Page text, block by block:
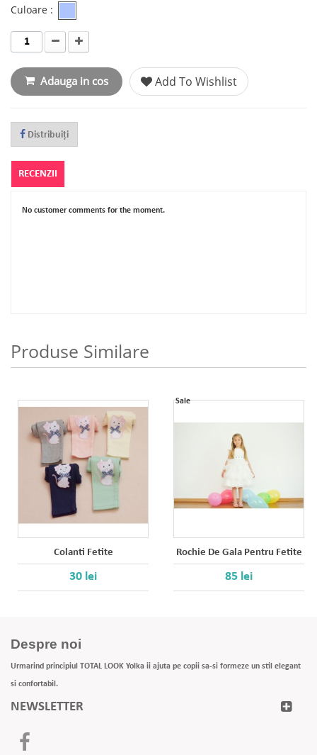
Culoare :
Adauga in cos Add To Wishlist
Distribuiţi
RECENZII
No customer comments for the moment.
Produse Similare
Colanti Fetite
30 lei
Rochie De Gala Pentru Fetite
85 lei
Sale
Despre noi
Urmarind principiul TOTAL LOOK Yolka ii ajuta pe copii sa-si formeze un stil elegant
si confortabil.
NEWSLETTER